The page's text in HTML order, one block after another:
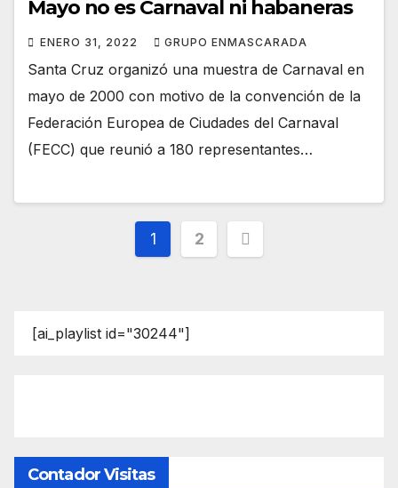
Mayo no es Carnaval ni habaneras
ENERO 31, 2022 GRUPO ENMASCARADA
Santa Cruz organizó una muestra de Carnaval en
mayo de 2000 con motivo de la convención de la
Federación Europea de Ciudades del Carnaval
(FECC) que reunió a 180 representantes…
Paginación
1 2
[ai_playlist id="30244"]
Contador Visitas